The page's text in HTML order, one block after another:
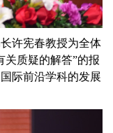
许宪春教授为全体
关质疑的解答”的报
际前沿学科的发展